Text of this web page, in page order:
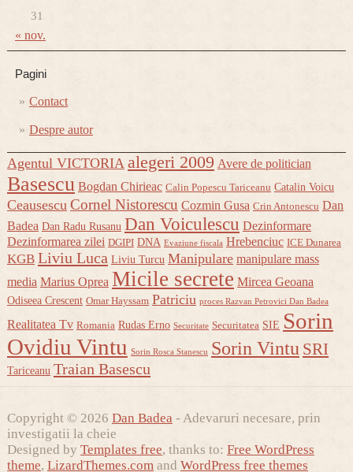
31
« nov.
Pagini
Contact
Despre autor
Agentul VICTORIA alegeri 2009 Avere de politician
Basescu Bogdan Chirieac Calin Popescu Tariceanu Catalin Voicu
Ceausescu Cornel Nistorescu Cozmin Gusa Crin Antonescu Dan
Badea Dan Radu Rusanu Dan Voiculescu Dezinformare
Dezinformarea zilei DGIPI DNA Evaziune fiscala Hrebenciuc ICE Dunarea
KGB Liviu Luca Liviu Turcu Manipulare manipulare mass
media Marius Oprea Micile secrete Mircea Geoana
Odiseea Crescent Omar Hayssam Patriciu proces Razvan Petrovici Dan Badea
Realitatea Tv Romania Rudas Erno Securitate Securitatea SIE Sorin
Ovidiu Vintu Sorin Rosca Stanescu Sorin Vintu SRI
Tariceanu Traian Basescu
Copyright © 2026 Dan Badea - Adevaruri necesare, prin
investigatii la cheie
Designed by Templates free, thanks to: Free WordPress
theme, LizardThemes.comand WordPress free themes